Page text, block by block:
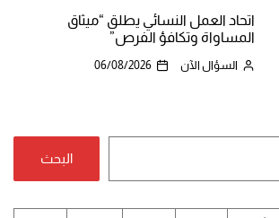
اتحاد العمل النسائي يطلق “ميثاق
المساواة وتكافؤ الفرص”
السؤال الآن 06/08/2026
البحث